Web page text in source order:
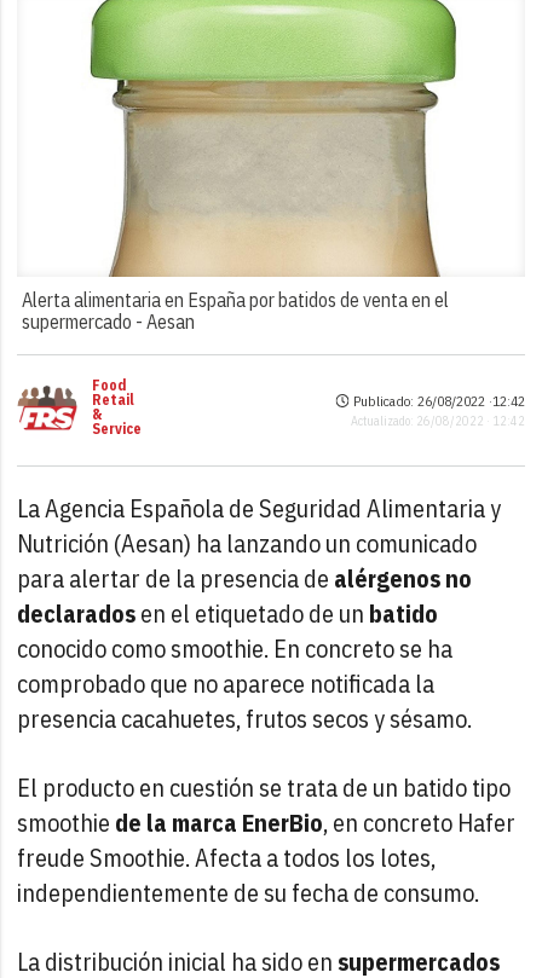
Alerta alimentaria en España por batidos de venta en el
supermercado -Aesan
Food
Retail
&
Service
Publicado: 26/08/2022 ·12:42
Actualizado: 26/08/2022 · 12:42
La Agencia Española de Seguridad Alimentaria y
Nutrición (Aesan) ha lanzando un comunicado
para alertar de la presencia de alérgenos no
declaradosen el etiquetado de un batido
conocido como smoothie. En concreto se ha
comprobado que no aparece notificada la
presencia cacahuetes, frutos secos y sésamo.
El producto en cuestión se trata de un batido tipo
smoothie de la marca EnerBio, en concreto Hafer
freude Smoothie. Afecta a todos los lotes,
independientemente de su fecha de consumo.
La distribución inicial ha sido en supermercados